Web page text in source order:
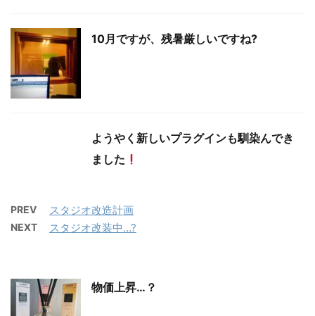
10月ですが、残暑厳しいですね?
ようやく新しいプラグインも馴染んでき
ました
PREV スタジオ改造計画
NEXT スタジオ改装中…?
物価上昇…？